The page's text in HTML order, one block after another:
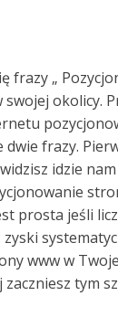
frazy „
swojej
dwie frazy.
idzie
prosta jeśli
www w
tym